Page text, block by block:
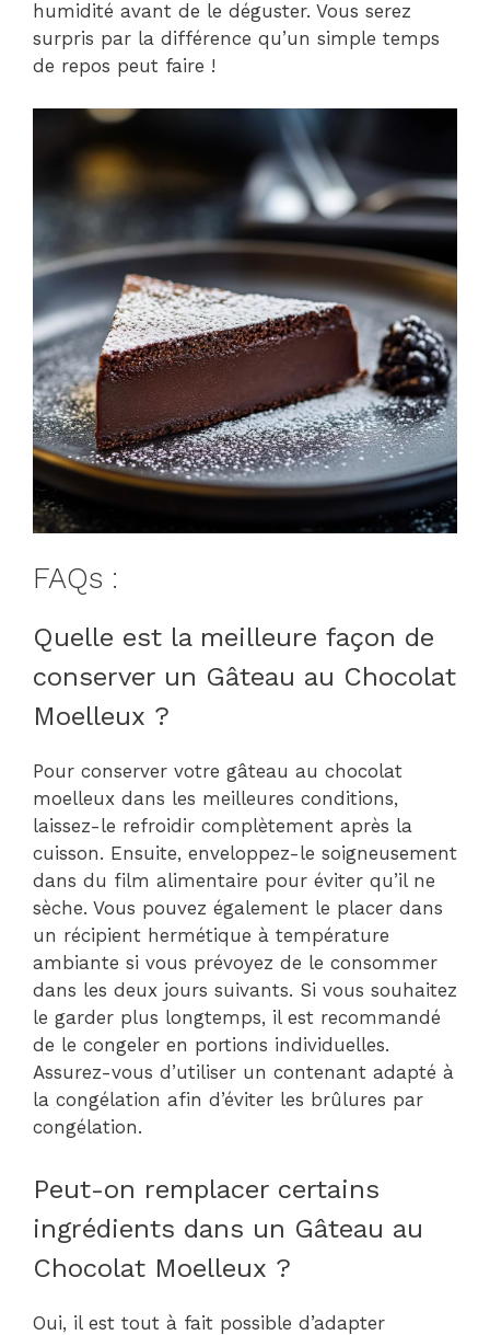
humidité avant de le déguster. Vous serez
surpris par la différence qu’un simple temps
de repos peut faire !
FAQs :
Quelle est la meilleure façon de
conserver un Gâteau au Chocolat
Moelleux ?
Pour conserver votre gâteau au chocolat
moelleux dans les meilleures conditions,
laissez-le refroidir complètement après la
cuisson. Ensuite, enveloppez-le soigneusement
dans du film alimentaire pour éviter qu’il ne
sèche. Vous pouvez également le placer dans
un récipient hermétique à température
ambiante si vous prévoyez de le consommer
dans les deux jours suivants. Si vous souhaitez
le garder plus longtemps, il est recommandé
de le congeler en portions individuelles.
Assurez-vous d’utiliser un contenant adapté à
la congélation afin d’éviter les brûlures par
congélation.
Peut-on remplacer certains
ingrédients dans un Gâteau au
Chocolat Moelleux ?
Oui, il est tout à fait possible d’adapter